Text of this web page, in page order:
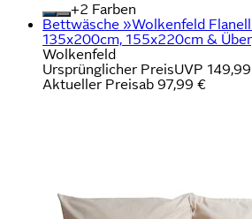
+
Farben
Bettwäsche »Wolkenfeld
135x200cm, 155x220cm &
Wolkenfeld
Ursprünglicher PreisUVP
Aktueller Preisab 97,99 €